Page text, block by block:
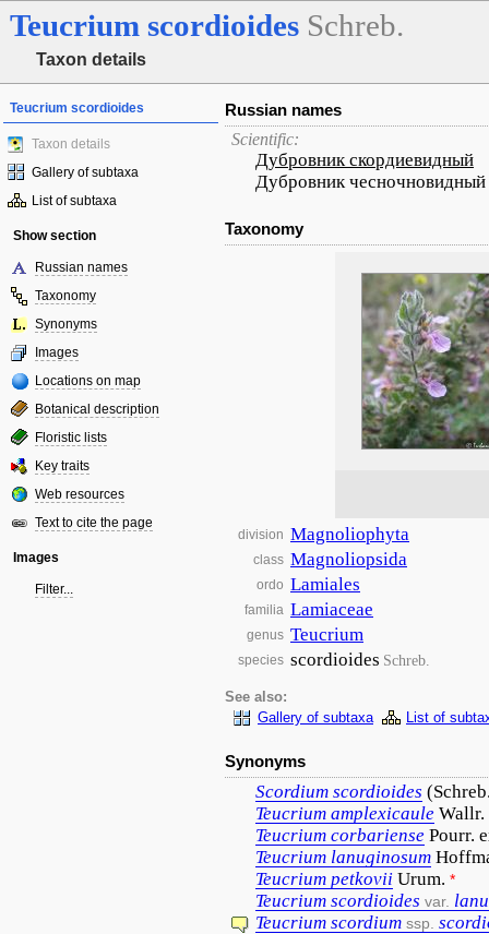
Teucrium scordioides Schreb.
Taxon details
Teucrium scordioides
Taxon details
Gallery of subtaxa
List of subtaxa
Show section
Russian names
Taxonomy
Synonyms
Images
Locations on map
Botanical description
Floristic lists
Key traits
Web resources
Text to cite the page
Images
Filter...
Russian names
Scientific:
Дубровник скордиевидный
Дубровник чесночновидный
Taxonomy
division Magnoliophyta
class Magnoliopsida
ordo Lamiales
familia Lamiaceae
genus Teucrium
species scordioides Schreb.
See also:
Gallery of subtaxa
List of
Synonyms
Scordium scordioides
Teucrium amplexicaule Wallr.
Teucrium corbariense Pourr.
Teucrium lanuginosum
Teucrium petkovii Urum. *
Teucrium scordioides var.
Teucrium scordium ssp.